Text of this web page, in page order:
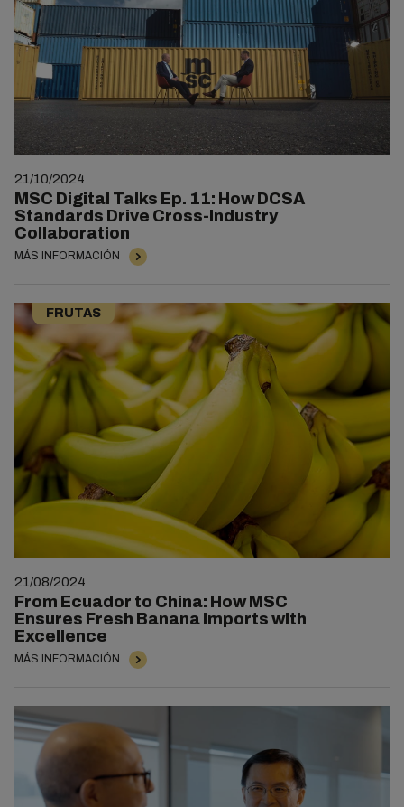
21/10/2024
MSC Digital Talks Ep. 11: How DCSA
Standards Drive Cross-Industry
Collaboration
MÁS INFORMACIÓN
FRUTAS
21/08/2024
From Ecuador to China: How MSC
Ensures Fresh Banana Imports with
Excellence
MÁS INFORMACIÓN